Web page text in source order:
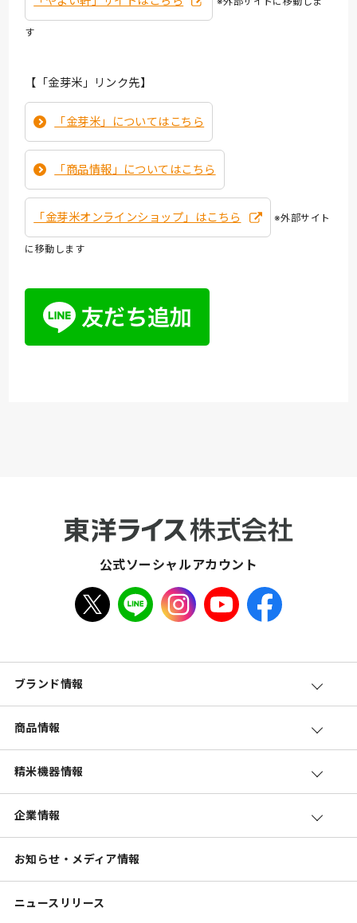
す
【「金芽米」リンク先】
「金芽米」についてはこちら
「商品情報」についてはこちら
「金芽米オンラインショップ」はこちら ※外部サイト
に移動します
公式ソーシャルアカウント
ブランド情報
商品情報
精米機器情報
企業情報
お知らせ・メディア情報
ニュースリリース